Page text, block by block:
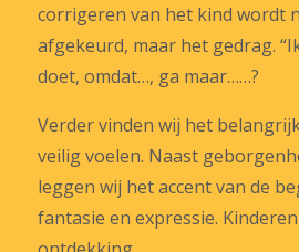
corrigeren van het kind wordt
afgekeurd, maar het gedrag.
doet, omdat…, ga maar……?
Verder vinden wij het
veilig voelen. Naast
leggen wij het accent van de
fantasie en expressie.